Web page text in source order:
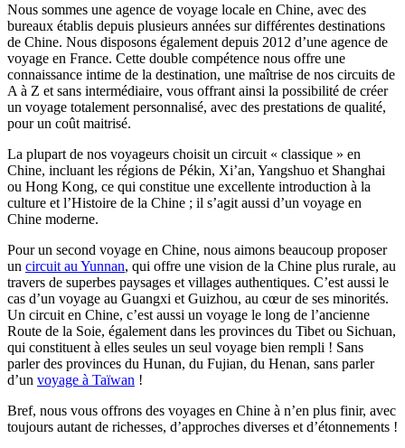
Nous sommes une agence de voyage locale en Chine, avec des
bureaux établis depuis plusieurs années sur différentes destinations
de Chine. Nous disposons également depuis 2012 d’une agence de
voyage en France. Cette double compétence nous offre une
connaissance intime de la destination, une maîtrise de nos circuits de
A à Z et sans intermédiaire, vous offrant ainsi la possibilité de créer
un voyage totalement personnalisé, avec des prestations de qualité,
pour un coût maitrisé.
La plupart de nos voyageurs choisit un circuit « classique » en
Chine, incluant les régions de Pékin, Xi’an, Yangshuo et Shanghai
ou Hong Kong, ce qui constitue une excellente introduction à la
culture et l’Histoire de la Chine ; il s’agit aussi d’un voyage en
Chine moderne.
Pour un second voyage en Chine, nous aimons beaucoup proposer
un circuit au Yunnan, qui offre une vision de la Chine plus rurale, au
travers de superbes paysages et villages authentiques. C’est aussi le
cas d’un voyage au Guangxi et Guizhou, au cœur de ses minorités.
Un circuit en Chine, c’est aussi un voyage le long de l’ancienne
Route de la Soie, également dans les provinces du Tibet ou Sichuan,
qui constituent à elles seules un seul voyage bien rempli ! Sans
parler des provinces du Hunan, du Fujian, du Henan, sans parler
d’un voyage à Taïwan !
Bref, nous vous offrons des voyages en Chine à n’en plus finir, avec
toujours autant de richesses, d’approches diverses et d’étonnements !